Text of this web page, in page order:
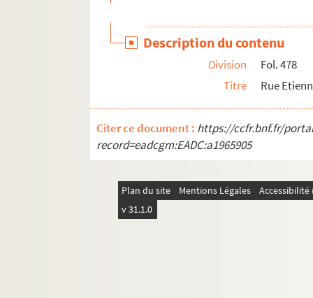
Description du contenu
Division
Fol. 478
Titre
Rue
Citer ce document : https://ccfr.bnf.fr/
record=eadcgm:EADC:a1965905
Plan du site Mentions Légales
v 31.1.0